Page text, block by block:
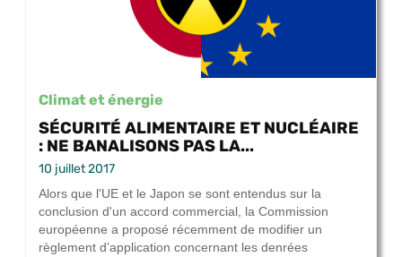
Climat et énergie
SÉCURITÉ ALIMENTAIRE ET NUCLÉAIRE
: NE BANALISONS PAS LA...
10 juillet 2017
Alors que l'UE et le Japon se sont entendus sur la
conclusion d'un accord commercial, la Commission
européenne a proposé récemment de modifier un
règlement d’application concernant les denrées